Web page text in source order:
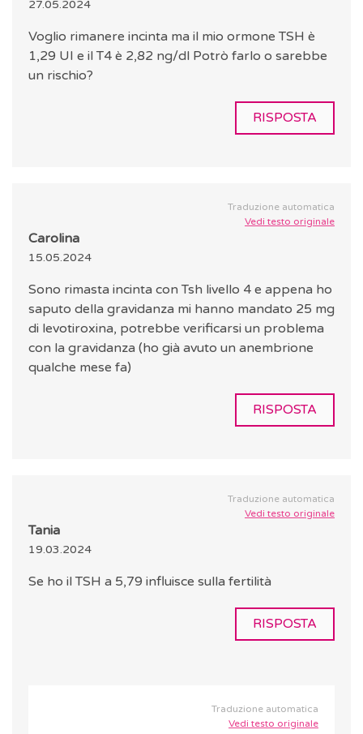
27.05.2024
Voglio rimanere incinta ma il mio ormone TSH è
1,29 UI e il T4 è 2,82 ng/dl Potrò farlo o sarebbe
un rischio?
RISPOSTA
Traduzione automatica
Vedi testo originale
Carolina
15.05.2024
Sono rimasta incinta con Tsh livello 4 e appena ho
saputo della gravidanza mi hanno mandato 25 mg
di levotiroxina, potrebbe verificarsi un problema
con la gravidanza (ho già avuto un anembrione
qualche mese fa)
RISPOSTA
Traduzione automatica
Vedi testo originale
Tania
19.03.2024
Se ho il TSH a 5,79 influisce sulla fertilità
RISPOSTA
Traduzione automatica
Vedi testo originale